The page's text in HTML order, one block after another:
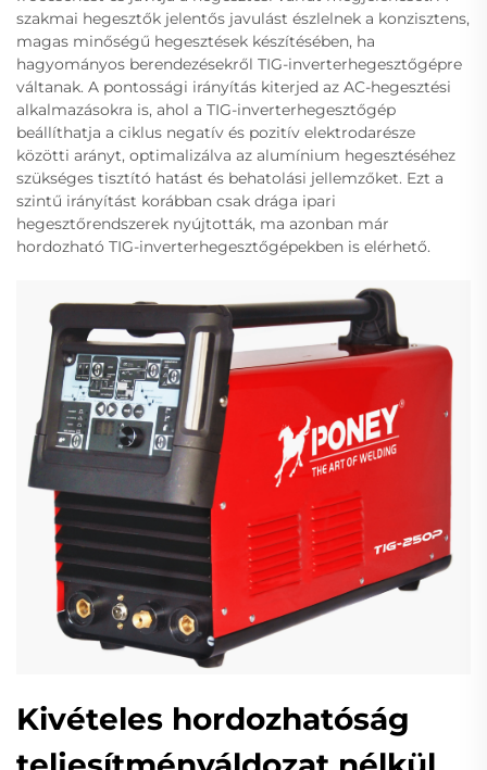
szakmai hegesztők jelentős javulást észlelnek a konzisztens,
magas minőségű hegesztések készítésében, ha
hagyományos berendezésekről TIG-inverterhegesztőgépre
váltanak. A pontossági irányítás kiterjed az AC-hegesztési
alkalmazásokra is, ahol a TIG-inverterhegesztőgép
beállíthatja a ciklus negatív és pozitív elektrodarésze
közötti arányt, optimalizálva az alumínium hegesztéséhez
szükséges tisztító hatást és behatolási jellemzőket. Ezt a
szintű irányítást korábban csak drága ipari
hegesztőrendszerek nyújtották, ma azonban már
hordozható TIG-inverterhegesztőgépekben is elérhető.
Kivételes hordozhatóság